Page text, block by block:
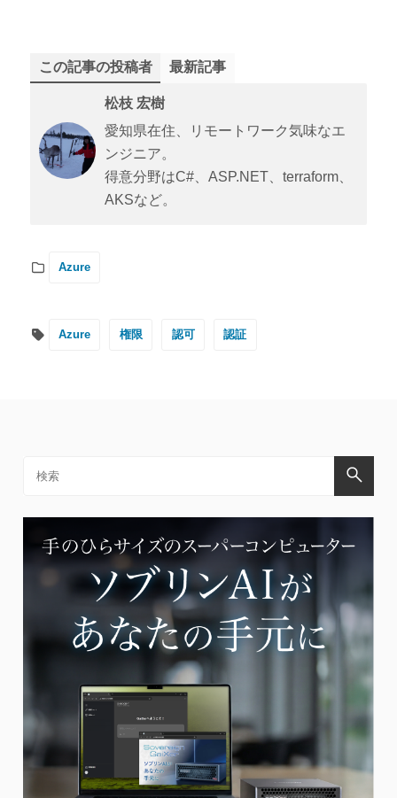
この記事の投稿者 最新記事
松枝 宏樹
愛知県在住、リモートワーク気味なエ
ンジニア。
得意分野はC#、ASP.NET、terraform、
AKSなど。
Azure
Azure 権限 認可 認証